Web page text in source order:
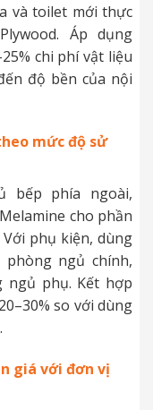
và toilet mới thực
Áp dụng
chi phí vật liệu
độ bền của nội
mức độ sử
bếp phía ngoài,
cho phần
phụ kiện, dùng
ngủ chính,
ngủ phụ. Kết hợp
so với dùng
giá với đơn vị